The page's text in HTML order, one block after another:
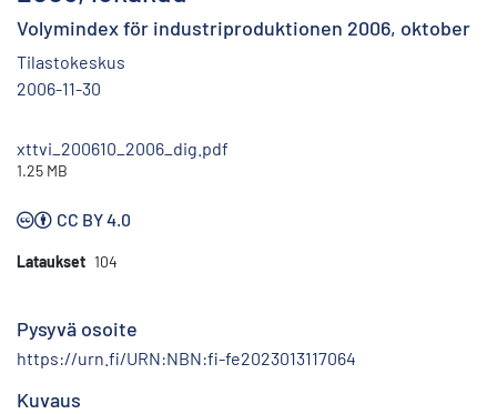
Volymindex för industriproduktionen 2006, oktober
Tilastokeskus
2006-11-30
xttvi_200610_2006_dig.pdf
1.25 MB
CC BY 4.0
Lataukset 104
Pysyvä osoite
https://urn.fi/URN:NBN:fi-fe2023013117064
Kuvaus